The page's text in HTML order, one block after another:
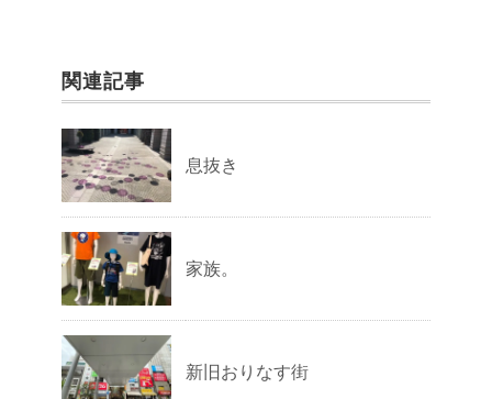
関連記事
息抜き
家族。
新旧おりなす街